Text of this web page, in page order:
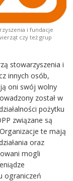
i fundacje
czy też grup
stowarzyszenia i
innych osób,
oni swój wolny
został w
pożytku
związane są
te mają
oraz
mogli
ograniczeń